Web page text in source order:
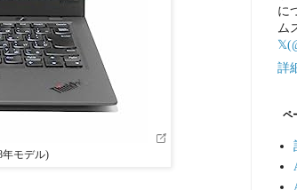
年モデル)
に
ム
詳
ペ